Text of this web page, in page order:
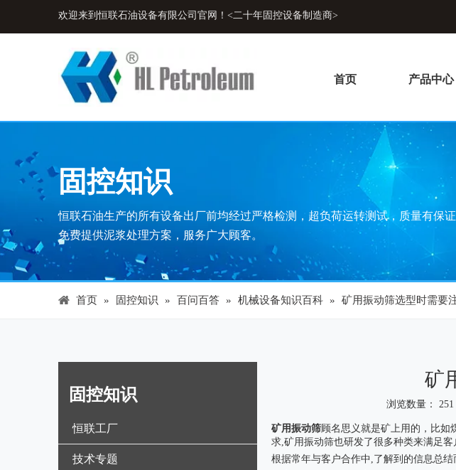
欢迎来到恒联石油设备有限公司官网！<二十年固控设备制造商>
首页 产品中心
固控知识
恒联石油生产的所有设备出厂前均经过严格检测，超负荷运转测试，质量有保证
免费提供泥浆处理方案，服务广大顾客。
首页 » 固控知识 » 百问百答 » 机械设备知识百科 » 矿用振动筛选型时需要
固控知识
恒联工厂
技术专题
矿
浏览数量： 251
矿用振动筛顾名思义就是矿上用的，比
求,矿用振动筛也研发了很多种类来满足
根据常年与客户合作中,了解到的信息总